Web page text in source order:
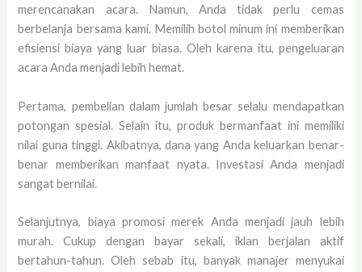
merencanakan acara. Namun, Anda tidak perlu cemas
berbelanja bersama kami. Memilih botol minum ini memberikan
efisiensi biaya yang luar biasa. Oleh karena itu, pengeluaran
acara Anda menjadi lebih hemat.
Pertama, pembelian dalam jumlah besar selalu mendapatkan
potongan spesial. Selain itu, produk bermanfaat ini memiliki
nilai guna tinggi. Akibatnya, dana yang Anda keluarkan benar-
benar memberikan manfaat nyata. Investasi Anda menjadi
sangat bernilai.
Selanjutnya, biaya promosi merek Anda menjadi jauh lebih
murah. Cukup dengan bayar sekali, iklan berjalan aktif
bertahun-tahun. Oleh sebab itu, banyak manajer menyukai